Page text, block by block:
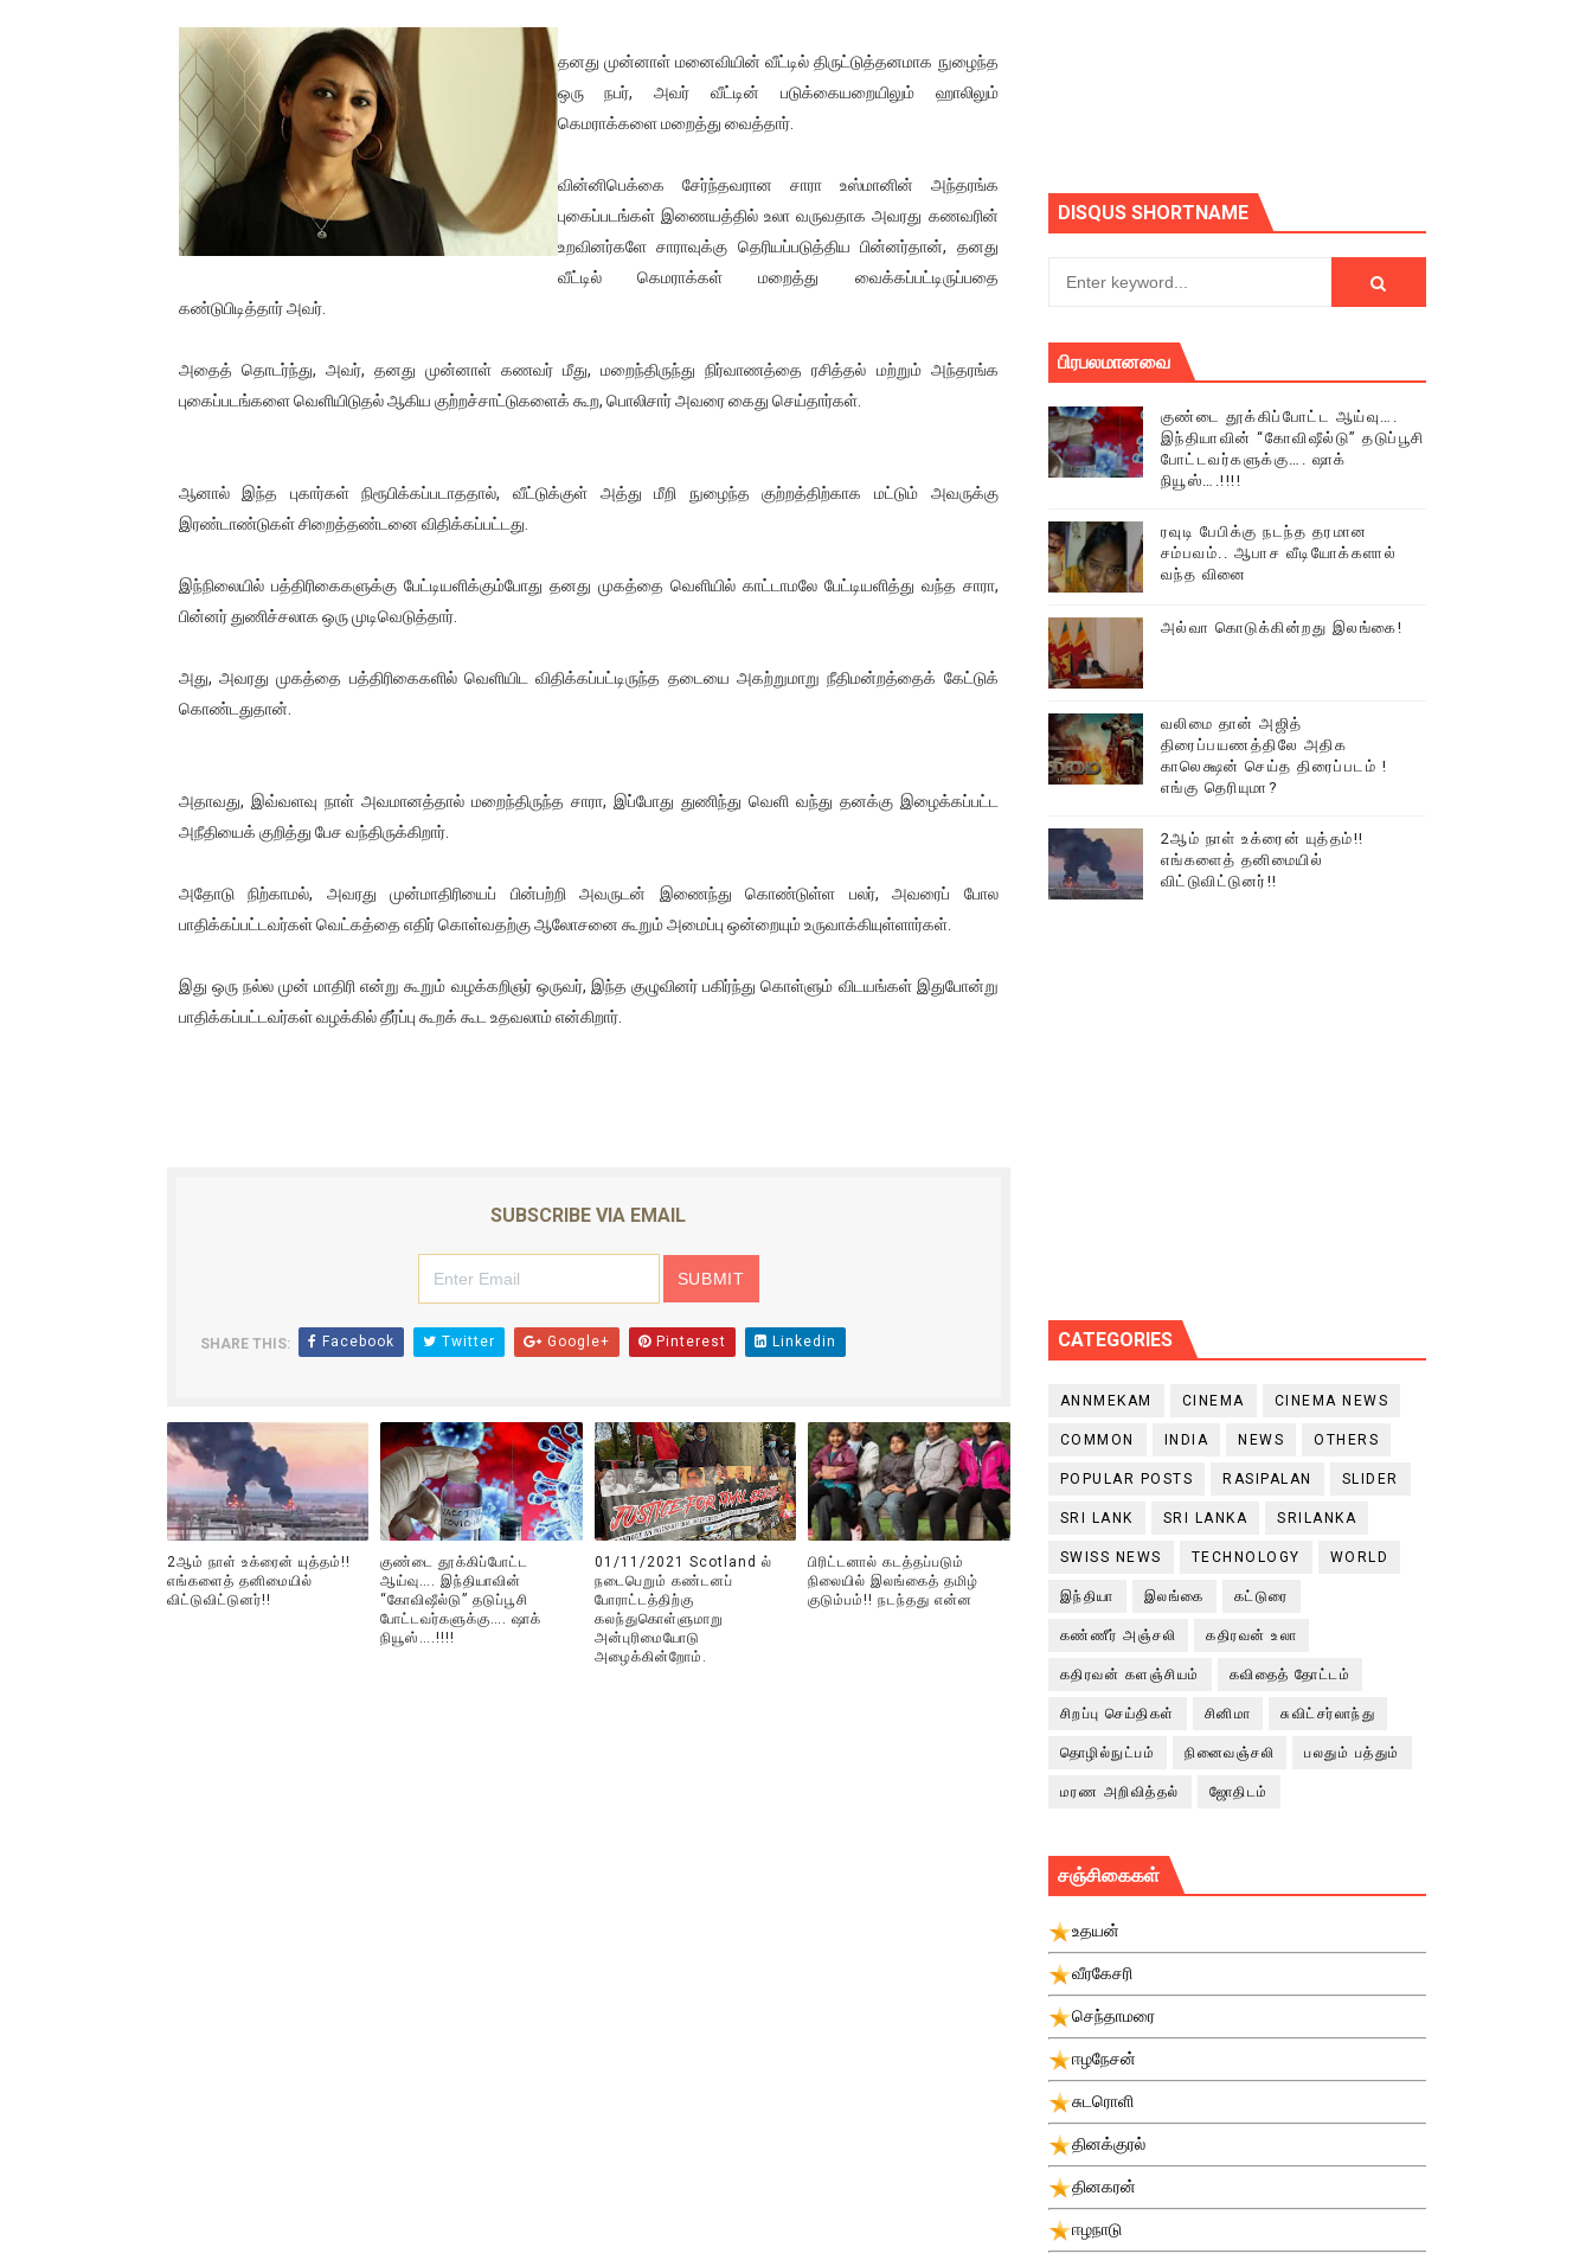
01/11/2021 Scotland ல் நடைபெறும் கண்டனப் போராட்டத்திற்கு கலந்துகொள்ளுமாறு அன்புரிமையோடு அழைக்கின்றோம்.
பாலச்சந்திரன் மற்றும் தன்னிடம் படித்த மாணவர்கள் தொடர்பில் நாடாளுமன்றத்தில் பகிரங்க கேள்வி
பிரிட்டனால் கடத்தப்படும் நிலையில் இலங்கைத் தமிழ் குடும்பம்!! நடந்தது என்ன
வர்ராரு...வர்ராரு... அண்ணாத்த : ரஜினிக்காக இலங்கை பாடலாசிரியர் வெளியிட்ட...
கைது செய்யப்பட்ட இளைஞன் உயிரிழப்பு - கொதித்தெழுந்த பிரதேசவாசிகள்!
தடுப்பூசியை பெற்றுக் கொள்ளக் கூடிய இடங்கள்...
பிரபல நடிகை தூக்கிட்டு தற்கொலை!
தியாகதீபம் லெப்.கேணல் திலீபன், கேணல் சங்கர் ஆகியோரின் நினைவெழுச்சி நாள் - 26.09.2021 சுவிஸ் (செய்தியும்,படங்களும்..)
ஐ.நா முன்றலில் சீரற்ற காலநிலையிலும் தமிழின அழிப்பிற்கு நீதி கேட்டு நடைபெற்ற கவனயீர்ப்புப் போராட்டத்தில் திரண்ட தமிழ்மக்கள்!!
இளையராஜா – கமல் அவசர சந்திப்பு (படங்கள், விடியோ)
ஜனாதிபதி ஐக்கிய நாடுகளின் பொதுச் சபை கூட்டத்தில் இன்று உரை
32 CM விநோத கன்றுக்குட்டி! (வீடியோ)
தனது முன்னாள் மனைவியின் வீட்டில் திருட்டுத்தனமாக நுழைந்த
ஒரு நபர், அவர் வீட்டின் படுக்கையறையிலும் ஹாலிலும்
கெமராக்களை மறைத்து வைத்தார்.
வின்னிபெக்கை சேர்ந்தவரான சாரா உஸ்மானின் அந்தரங்க
புகைப்படங்கள் இணையத்தில் உலா வருவதாக அவரது கணவரின்
உறவினர்களே சாராவுக்கு தெரியப்படுத்திய பின்னர்தான், தனது
வீட்டில் கெமராக்கள் மறைத்து வைக்கப்பட்டிருப்பதை
கண்டுபிடித்தார் அவர்.
அதைத் தொடர்ந்து, அவர், தனது முன்னாள் கணவர் மீது, மறைந்திருந்து நிர்வாணத்தை ரசித்தல் மற்றும் அந்தரங்க
புகைப்படங்களை வெளியிடுதல் ஆகிய குற்றச்சாட்டுகளைக் கூற, பொலிசார் அவரை கைது செய்தார்கள்.
ஆனால் இந்த புகார்கள் நிரூபிக்கப்படாததால், வீட்டுக்குள் அத்து மீறி நுழைந்த குற்றத்திற்காக மட்டும் அவருக்கு
இரண்டாண்டுகள் சிறைத்தண்டனை விதிக்கப்பட்டது.
இந்நிலையில் பத்திரிகைகளுக்கு பேட்டியளிக்கும்போது தனது முகத்தை வெளியில் காட்டாமலே பேட்டியளித்து வந்த சாரா,
பின்னர் துணிச்சலாக ஒரு முடிவெடுத்தார்.
அது, அவரது முகத்தை பத்திரிகைகளில் வெளியிட விதிக்கப்பட்டிருந்த தடையை அகற்றுமாறு நீதிமன்றத்தைக் கேட்டுக்
கொண்டதுதான்.
அதாவது, இவ்வளவு நாள் அவமானத்தால் மறைந்திருந்த சாரா, இப்போது துணிந்து வெளி வந்து தனக்கு இழைக்கப்பட்ட
அநீதியைக் குறித்து பேச வந்திருக்கிறார்.
அதோடு நிற்காமல், அவரது முன்மாதிரியைப் பின்பற்றி அவருடன் இணைந்து கொண்டுள்ள பலர், அவரைப் போல
பாதிக்கப்பட்டவர்கள் வெட்கத்தை எதிர் கொள்வதற்கு ஆலோசனை கூறும் அமைப்பு ஒன்றையும் உருவாக்கியுள்ளார்கள்.
இது ஒரு நல்ல முன் மாதிரி என்று கூறும் வழக்கறிஞர் ஒருவர், இந்த குழுவினர் பகிர்ந்து கொள்ளும் விடயங்கள் இதுபோன்று
பாதிக்கப்பட்டவர்கள் வழக்கில் தீர்ப்பு கூறக் கூட உதவலாம் என்கிறார்.
SUBSCRIBE VIA EMAIL
SHARE THIS: Facebook Twitter Google+ Pinterest Linkedin
2ஆம் நாள் உக்ரைன் யுத்தம்!!
எங்களைத் தனிமையில்
விட்டுவிட்டுனர்!!
குண்டை தூக்கிப்போட்ட
ஆய்வு…. இந்தியாவின்
“கோவிஷீல்டு” தடுப்பூசி
போட்டவர்களுக்கு…. ஷாக்
நியூஸ்….!!!!
01/11/2021 Scotland ல்
நடைபெறும் கண்டனப்
போராட்டத்திற்கு
கலந்துகொள்ளுமாறு
அன்புரிமையோடு
அழைக்கின்றோம்.
பிரிட்டனால் கடத்தப்படும்
நிலையில் இலங்கைத் தமிழ்
குடும்பம்!! நடந்தது என்ன
DISQUS SHORTNAME
பிரபலமானவை
குண்டை தூக்கிப்போட்ட ஆய்வு….
இந்தியாவின் “கோவிஷீல்டு” தடுப்பூசி
போட்டவர்களுக்கு…. ஷாக்
நியூஸ்….!!!!
ரவுடி பேபிக்கு நடந்த தரமான
சம்பவம்.. ஆபாச வீடியோக்களால்
வந்த வினை
அல்வா கொடுக்கின்றது இலங்கை!
வலிமை தான் அஜித்
திரைப்பயணத்திலே அதிக
காலெக்ஷன் செய்த திரைப்படம் !
எங்கு தெரியுமா?
2ஆம் நாள் உக்ரைன் யுத்தம்!!
எங்களைத் தனிமையில்
விட்டுவிட்டுனர்!!
CATEGORIES
ANNMEKAM CINEMA CINEMA NEWS
COMMON INDIA NEWS OTHERS
POPULAR POSTS RASIPALAN SLIDER
SRI LANK SRI LANKA SRILANKA
SWISS NEWS TECHNOLOGY WORLD
இந்தியா இலங்கை கட்டுரை
கண்ணீர் அஞ்சலி கதிரவன் உலா
கதிரவன் களஞ்சியம் கவிதைத் தோட்டம்
சிறப்பு செய்திகள் சினிமா சுவிட்சர்லாந்து
தொழில்நுட்பம் நினைவஞ்சலி பலதும் பத்தும்
மரண அறிவித்தல் ஜோதிடம்
சஞ்சிகைகள்
உதயன்
வீரகேசரி
செந்தாமரை
ஈழநேசன்
சுடரொளி
தினக்குரல்
தினகரன்
ஈழநாடு